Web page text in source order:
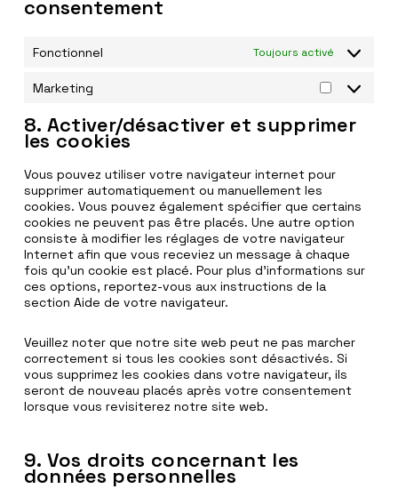
consentement
Fonctionnel Toujours activé
Marketing Marketing
8. Activer/désactiver et supprimer
les cookies
Vous pouvez utiliser votre navigateur internet pour
supprimer automatiquement ou manuellement les
cookies. Vous pouvez également spécifier que certains
cookies ne peuvent pas être placés. Une autre option
consiste à modifier les réglages de votre navigateur
Internet afin que vous receviez un message à chaque
fois qu’un cookie est placé. Pour plus d’informations sur
ces options, reportez-vous aux instructions de la
section Aide de votre navigateur.
Veuillez noter que notre site web peut ne pas marcher
correctement si tous les cookies sont désactivés. Si
vous supprimez les cookies dans votre navigateur, ils
seront de nouveau placés après votre consentement
lorsque vous revisiterez notre site web.
9. Vos droits concernant les
données personnelles